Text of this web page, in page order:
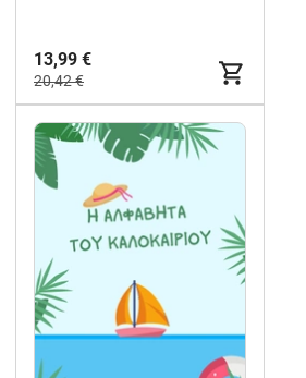
13,99 €
20,42 €